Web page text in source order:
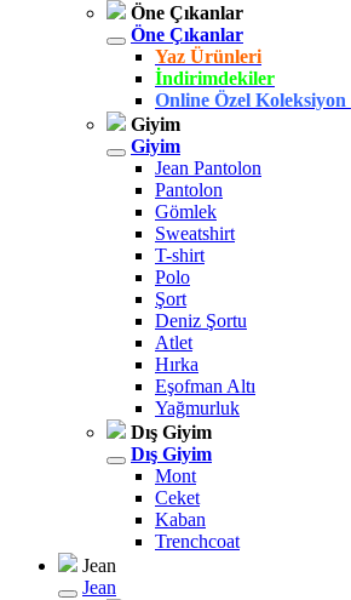
Öne Çıkanlar
Öne Çıkanlar
Yaz Ürünleri
İndirimdekiler
Online Özel Koleksiyon
Giyim
Giyim
Jean Pantolon
Pantolon
Gömlek
Sweatshirt
T-shirt
Polo
Şort
Deniz Şortu
Atlet
Hırka
Eşofman Altı
Yağmurluk
Dış Giyim
Dış Giyim
Mont
Ceket
Kaban
Trenchcoat
Jean
Jean